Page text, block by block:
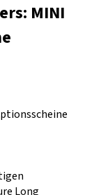
MINI
Long